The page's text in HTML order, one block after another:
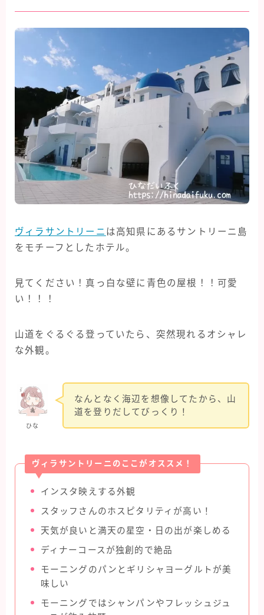
ヴィラサントリーニ は高知県にあるサントリーニ島
をモチーフとしたホテル。
見てください！真っ白な壁に青色の屋根！！可愛
い！！！
山道をぐるぐる登っていたら、突然現れるオシャレ
な外観。
ひな
なんとなく海辺を想像してたから、山
道を登りだしてびっくり！
ヴィラサントリーニのここがオススメ！
インスタ映えする外観
スタッフさんのホスピタリティが高い！
天気が良いと満天の星空・日の出が楽しめる
ディナーコースが独創的で絶品
モーニングのパンとギリシャヨーグルトが美
味しい
モーニングではシャンパンやフレッシュジュ